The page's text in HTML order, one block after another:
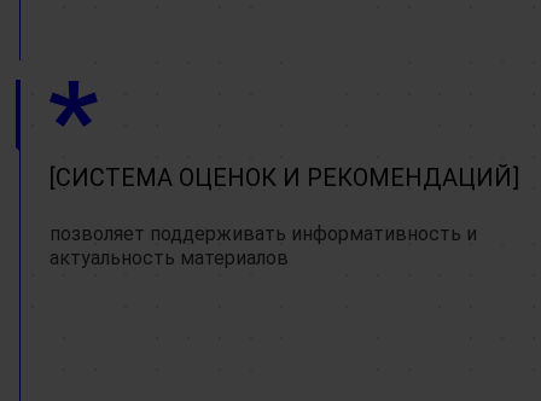
СИСТЕМА ОЦЕНОК И РЕКОМЕНДАЦИЙ
позволяет поддерживать информативность и
актуальность материалов